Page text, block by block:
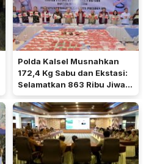
Polda Kalsel Musnahkan
172,4 Kg Sabu dan Ekstasi:
Selamatkan 863 Ribu Jiwa
dan Hemat Biaya Rehab Rp.
4,3 Triliun